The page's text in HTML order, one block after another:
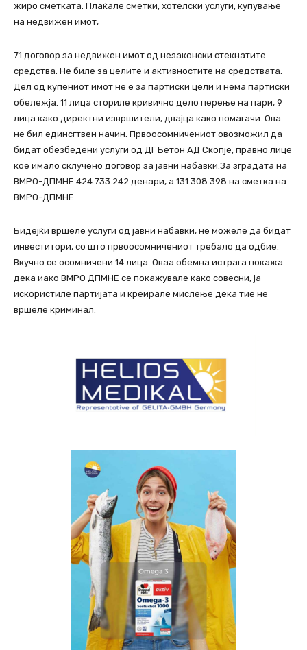
жиро сметката. Плаќале сметки, хотелски услуги, купување
на недвижен имот,
71 договор за недвижен имот од незаконски стекнатите
средства. Не биле за целите и активностите на средствата.
Дел од купениот имот не е за партиски цели и нема партиски
обележја. 11 лица сториле кривично дело перење на пари, 9
лица како директни извршители, двајца како помагачи. Ова
не бил единсгтвен начин. Првоосомничениот овозможил да
бидат обезбедени услуги од ДГ Бетон АД Скопје, правно лице
кое имало склучено договор за јавни набавки.За зградата на
ВМРО-ДПМНЕ 424.733.242 денари, а 131.308.398 на сметка на
ВМРО-ДПМНЕ.
Бидејќи вршеле услуги од јавни набавки, не можеле да бидат
инвеститори, со што првоосомничениот требало да одбие.
Вкучно се осомничени 14 лица. Оваа обемна истрага покажа
дека иако ВМРО ДПМНЕ се покажувале како совесни, ја
искористиле партијата и креирале мислење дека тие не
вршеле криминал.